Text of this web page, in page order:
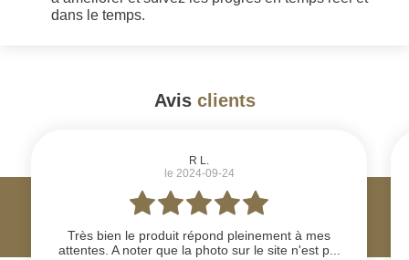
dans le temps.
Avis clients
R L.
le 2024-09-24
Très bien le produit répond pleinement à mes
attentes. A noter que la photo sur le site n'est p...